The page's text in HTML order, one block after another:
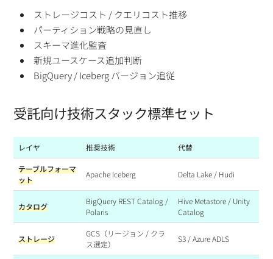
ストレージコスト / クエリコスト推移
パーティション戦略の見直し
スキーマ進化監査
新規ユースケース追加判断
BigQuery / Iceberg バージョン追従
受託向け技術スタック標準セット
レイヤ 推奨技術 代替
テーブルフォーマ
ット
Apache Iceberg Delta Lake / Hudi
カタログ
BigQuery REST Catalog /
Polaris
Hive Metastore / Unity
Catalog
ストレージ
GCS（リージョン / クラ
ス選定）
S3 / Azure ADLS